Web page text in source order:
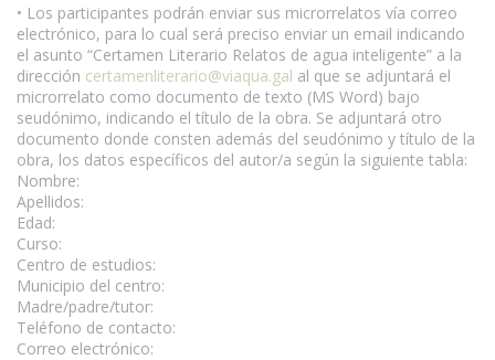
• Los participantes podrán enviar sus microrrelatos vía correo
electrónico, para lo cual será preciso enviar un email indicando
el asunto “Certamen Literario Relatos de agua inteligente” a la
dirección certamenliterario@viaqua.gal al que se adjuntará el
microrrelato como documento de texto (MS Word) bajo
seudónimo, indicando el título de la obra. Se adjuntará otro
documento donde consten además del seudónimo y título de la
obra, los datos específicos del autor/a según la siguiente tabla:
Nombre:
Apellidos:
Edad:
Curso:
Centro de estudios:
Municipio del centro:
Madre/padre/tutor:
Teléfono de contacto:
Correo electrónico: